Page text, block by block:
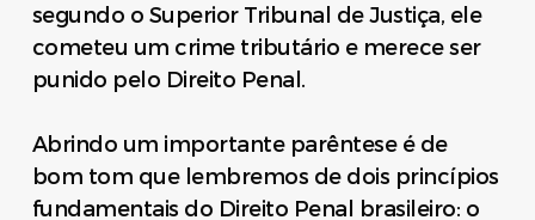
segundo o Superior Tribunal de Justiça, ele
cometeu um crime tributário e merece ser
punido pelo Direito Penal.
Abrindo um importante parêntese é de
bom tom que lembremos de dois princípios
fundamentais do Direito Penal brasileiro: o